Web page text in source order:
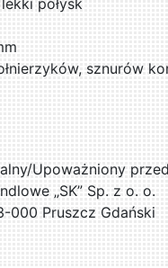
połysk
sznurów
Upoważniony
„SK” Sp. z o. o.
000 Pruszcz Gdański